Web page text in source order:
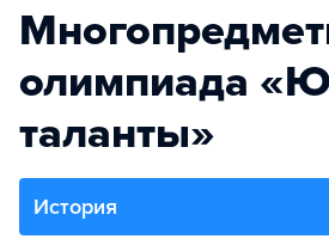
олимпиада
таланты»
История